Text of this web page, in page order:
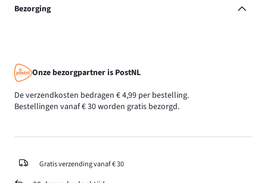
Bezorging
Onze bezorgpartner is PostNL
De verzendkosten bedragen € 4,99 per bestelling.
Bestellingen vanaf € 30 worden gratis bezorgd.
Gratis verzending vanaf € 30